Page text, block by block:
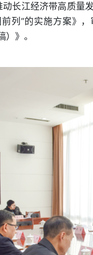
长江经济带高质量
列”的实施方案》
》。